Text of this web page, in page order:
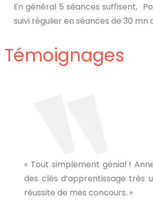
En général 5 séances suffisent,
suivi régulier en séances de 30 mn
Témoignages
avec confiance la suite de
ma vie. Ce coaching a
attentes et m’a énormément